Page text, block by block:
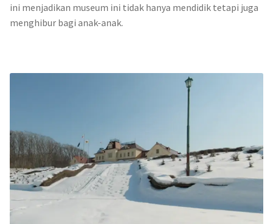
ini menjadikan museum ini tidak hanya mendidik tetapi juga
menghibur bagi anak-anak.